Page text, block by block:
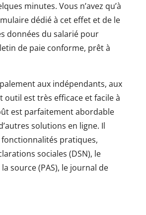
minutes. Vous n’avez qu’à
dédié à cet effet et de le
données du salarié pour
de paie conforme, prêt à
aux indépendants, aux
outil est très efficace et facile à
est parfaitement abordable
solutions en ligne. Il
fonctionnalités pratiques,
sociales (DSN), le
source (PAS), le journal de